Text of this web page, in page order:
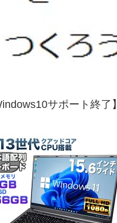
サポート終了】